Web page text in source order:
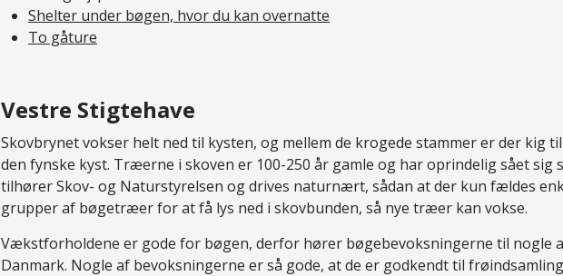
Shelter under bøgen, hvor du kan overnatte
To gåture
Vestre Stigtehave
Skovbrynet vokser helt ned til kysten, og mellem de krogede stammer er der kig
den fynske kyst. Træerne i skoven er 100-250 år gamle og har oprindelig sået sig
tilhører Skov- og Naturstyrelsen og drives naturnært, sådan at der kun fældes
grupper af bøgetræer for at få lys ned i skovbunden, så nye træer kan vokse.
Vækstforholdene er gode for bøgen, derfor hører bøgebevoksningerne til nogle
Danmark. Nogle af bevoksningerne er så gode, at de er godkendt til